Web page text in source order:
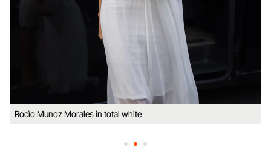
Rocìo Munoz Morales in total white